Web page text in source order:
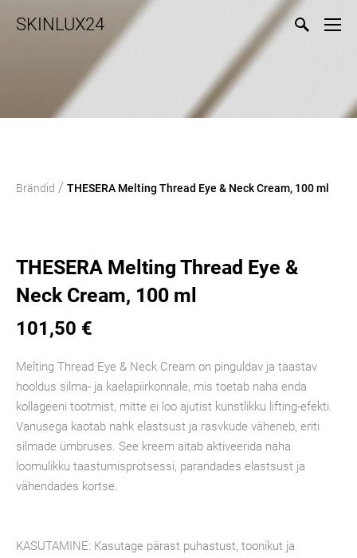
SKINLUX24
Brändid / THESERA Melting Thread Eye & Neck Cream, 100 ml
THESERA Melting Thread Eye &
Neck Cream, 100 ml
101,50 €
Melting Thread Eye & Neck Cream on pinguldav ja taastav
hooldus silma- ja kaelapiirkonnale, mis toetab naha enda
kollageeni tootmist, mitte ei loo ajutist kunstlikku lifting-efekti.
Vanusega kaotab nahk elastsust ja rasvkude väheneb, eriti
silmade ümbruses. See kreem aitab aktiveerida naha
loomulikku taastumisprotsessi, parandades elastsust ja
vähendades kortse.
KASUTAMINE: Kasutage pärast puhastust, toonikut ja